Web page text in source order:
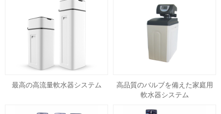
最高の高流量軟水器システム
高品質のバルブを備えた家庭用
軟水器システム